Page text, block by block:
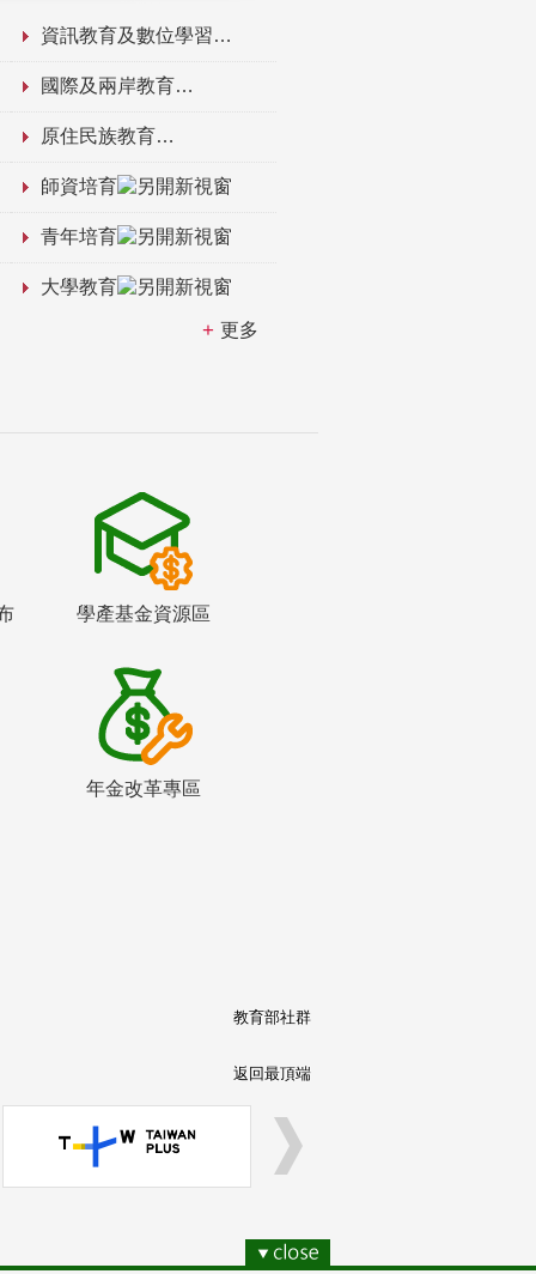
資訊教育及數位學習
國際及兩岸教育
原住民族教育
師資培育
青年培育
大學教育
更多
學產基金資源區
年金改革專區
教育部社群
返回最頂端